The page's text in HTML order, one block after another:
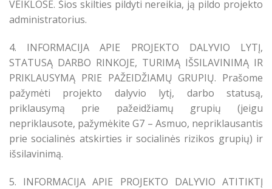
VEIKLOSE. Šios skilties pildyti nereikia, ją pildo projekto
administratorius.
4. INFORMACIJA APIE PROJEKTO DALYVIO LYTĮ,
STATUSĄ DARBO RINKOJE, TURIMĄ IŠSILAVINIMĄ IR
PRIKLAUSYMĄ PRIE PAŽEIDŽIAMŲ GRUPIŲ. Prašome
pažymėti projekto dalyvio lytį, darbo statusą,
priklausymą prie pažeidžiamų grupių (jeigu
nepriklausote, pažymėkite G7 – Asmuo, nepriklausantis
prie socialinės atskirties ir socialinės rizikos grupių) ir
išsilavinimą.
5. INFORMACIJA APIE PROJEKTO DALYVIO ATITIKTĮ